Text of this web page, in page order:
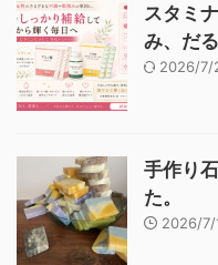
スタミ
み、だ
2026/7/
手作り
た。
2026/7/